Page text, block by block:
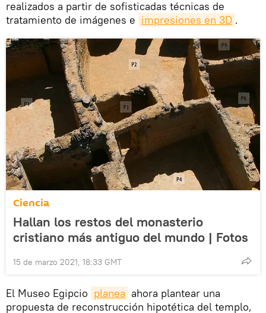
realizados a partir de sofisticadas técnicas de
tratamiento de imágenes e impresiones en 3D .
Ciencia
Hallan los restos del monasterio
cristiano más antiguo del mundo | Fotos
15 de marzo 2021, 18:33 GMT
El Museo Egipcio planea ahora plantear una
propuesta de reconstrucción hipotética del templo,